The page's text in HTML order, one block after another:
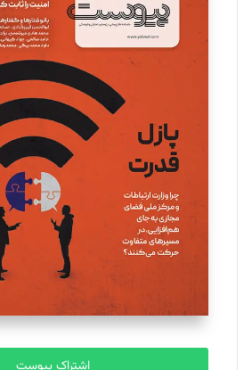
مینا پاکدل
یسنا امان‌پور
تحریریه
ملینا جعفری
تحریریه
مصطفی مسجدی آرانی
تحریریه